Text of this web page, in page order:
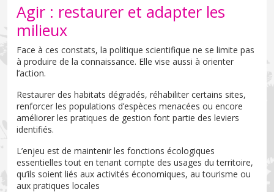
Agir : restaurer et adapter les
milieux
Face à ces constats, la politique scientifique ne se limite pas
à produire de la connaissance. Elle vise aussi à orienter
l’action.
Restaurer des habitats dégradés, réhabiliter certains sites,
renforcer les populations d’espèces menacées ou encore
améliorer les pratiques de gestion font partie des leviers
identifiés.
L’enjeu est de maintenir les fonctions écologiques
essentielles tout en tenant compte des usages du territoire,
qu’ils soient liés aux activités économiques, au tourisme ou
aux pratiques locales